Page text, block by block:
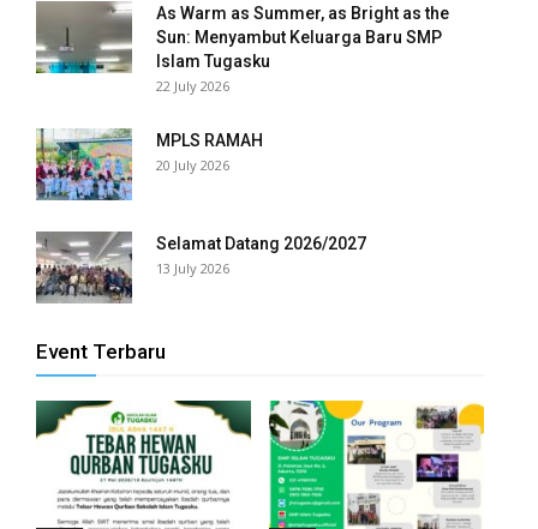
As Warm as Summer, as Bright as the
Sun: Menyambut Keluarga Baru SMP
Islam Tugasku
22 July 2026
MPLS RAMAH
20 July 2026
Selamat Datang 2026/2027
13 July 2026
Event Terbaru